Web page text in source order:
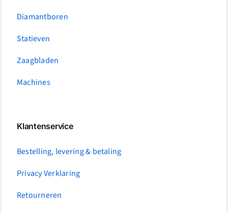
Diamantboren
Statieven
Zaagbladen
Machines
Klantenservice
Bestelling, levering & betaling
Privacy Verklaring
Retourneren